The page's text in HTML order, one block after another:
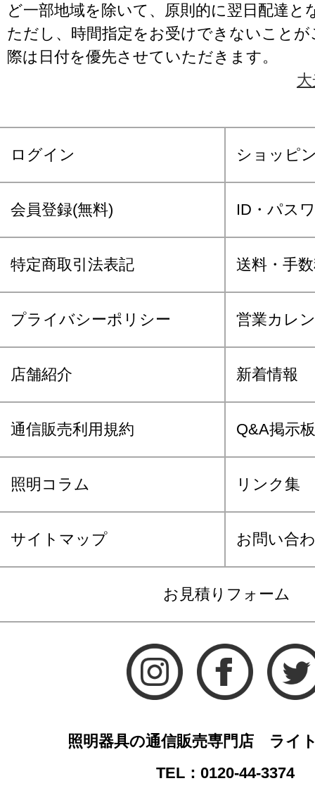
ど一部地域を除いて、原則的に翌日配達と
ただし、時間指定をお受けできないこと
際は日付を優先させていただきます。
ログイン ショッピ
会員登録(無料) ID・パス
特定商取引法表記 送料・手
プライバシーポリシー 営業カレ
店舗紹介 新着情報
通信販売利用規約 Q&A掲示板
照明コラム リンク集
サイトマップ お問い合
お見積りフォーム
照明器具の通信販売専門店 ライ
TEL：0120-44-3374